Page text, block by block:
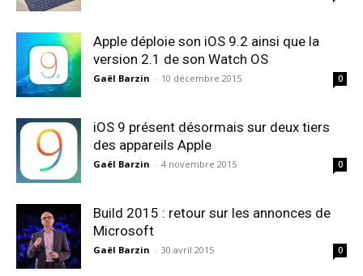
Apple déploie son iOS 9.2 ainsi que la
version 2.1 de son Watch OS
Gaël Barzin - 10 décembre 2015 0
iOS 9 présent désormais sur deux tiers
des appareils Apple
Gaël Barzin - 4 novembre 2015 0
Build 2015 : retour sur les annonces de
Microsoft
Gaël Barzin - 30 avril 2015 0